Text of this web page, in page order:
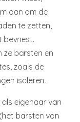
aan om de
te zetten,
bevriest.
ze barsten en
zoals de
isoleren.
als eigenaar van
barsten van